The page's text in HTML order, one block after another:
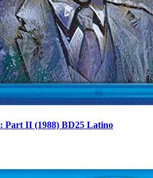
Part II (1988) BD25 Latino